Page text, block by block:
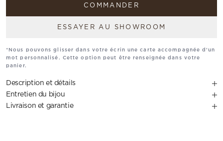
COMMANDER
ESSAYER AU SHOWROOM
*Nous pouvons glisser dans votre écrin une carte accompagnée d'un
mot personnalisé. Cette option peut être renseignée dans votre
panier.
Description et détails
Entretien du bijou
Livraison et garantie